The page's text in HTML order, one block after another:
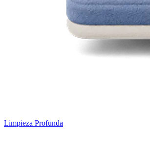
Limpieza Profunda